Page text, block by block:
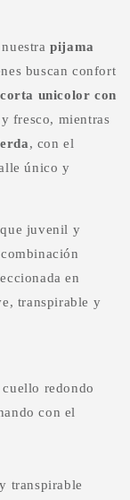
nuestrapijama
buscan confort
unicolor con
fresco, mientras
, con el
único y
juvenil y
en
transpirable y
redondo
con el
transpirable